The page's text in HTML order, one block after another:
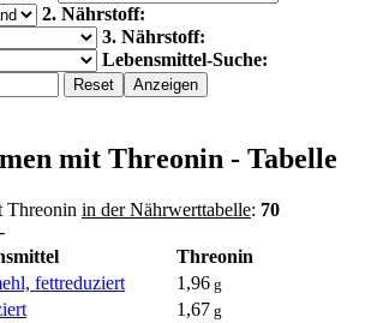
2. Nährstoff:
3. Nährstoff:
Lebensmittel-Suche:
mit Threonin - Tabelle
Threonin in der Nährwerttabelle: 70
Threonin
fettreduziert
1,96 g
1,67 g